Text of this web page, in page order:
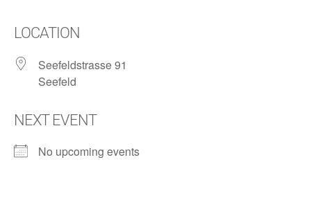
LOCATION
Seefeldstrasse 91
Seefeld
NEXT EVENT
No upcoming events